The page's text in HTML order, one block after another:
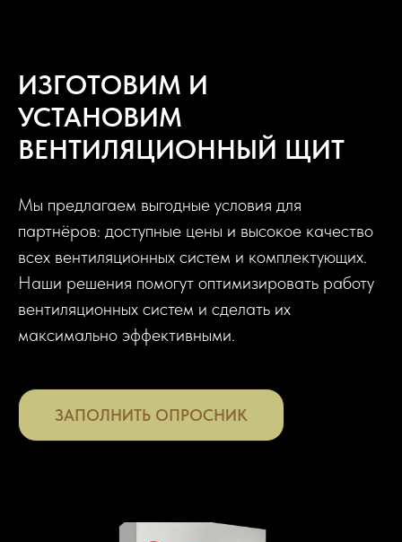
ИЗГОТОВИМ И
УСТАНОВИМ
ВЕНТИЛЯЦИОННЫЙ ЩИТ
Мы предлагаем выгодные условия для
партнёров: доступные цены и высокое качество
всех вентиляционных систем и комплектующих.
Наши решения помогут оптимизировать работу
вентиляционных систем и сделать их
максимально эффективными.
ЗАПОЛНИТЬ ОПРОСНИК